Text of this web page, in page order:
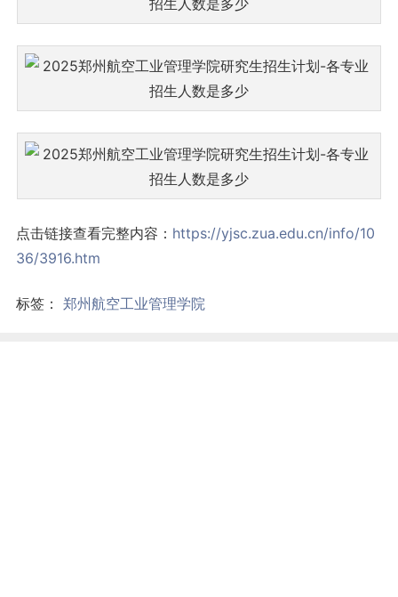
点击链接查看完整内容： https://yjsc.zua.edu.cn/info/10
36/3916.htm
标签： 郑州航空工业管理学院